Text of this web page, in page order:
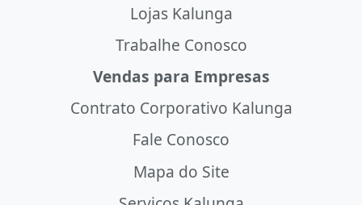
Lojas Kalunga
Trabalhe Conosco
Vendas para Empresas
Contrato Corporativo Kalunga
Fale Conosco
Mapa do Site